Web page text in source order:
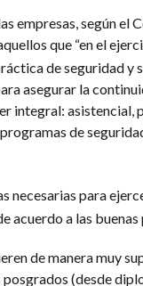
empresas, según
que “en el
de seguridad y
asegurar la
integral: asistencial,
de
para
acuerdo a las
de manera muy
(desde